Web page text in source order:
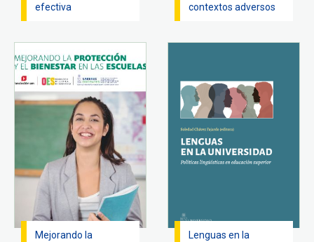
efectiva
contextos adversos
Mejorando la
Lenguas en la